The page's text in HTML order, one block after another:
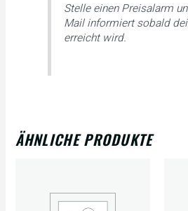
Stelle einen Preisalarm
Mail informiert sobald
erreicht wird.
ÄHNLICHE PRODUKTE